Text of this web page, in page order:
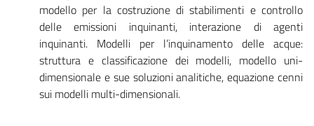
modello per la costruzione di stabilimenti e controllo
delle emissioni inquinanti, interazione di agenti
inquinanti. Modelli per l’inquinamento delle acque:
struttura e classificazione dei modelli, modello uni-
dimensionale e sue soluzioni analitiche, equazione cenni
sui modelli multi-dimensionali.